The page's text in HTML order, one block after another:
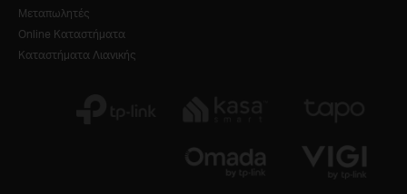
Μεταπωλητές
Online Καταστήματα
Καταστήματα Λιανικής